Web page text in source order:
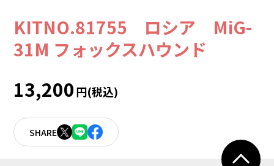
KITNO.81755 ロシア MiG-
31M フォックスハウンド
13,200円(税込)
SHARE